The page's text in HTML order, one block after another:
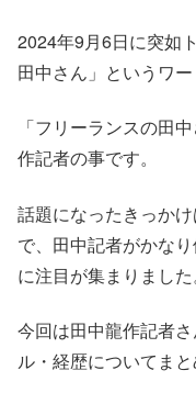
2024年9月6日に突如
田中さん」というワー
「フリーランスの田
作記者の事です。
話題になったきっか
で、田中記者がかな
に注目が集まりました
今回は田中龍作記者
ル・経歴についてまと